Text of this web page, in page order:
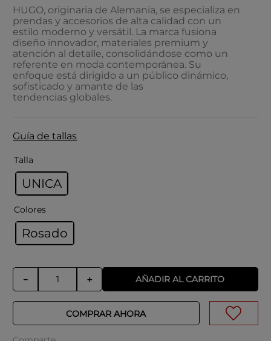
HUGO, originaria de Alemania, se especializa en
prendas y accesorios de alta calidad con un
estilo moderno y versátil. La marca fusiona
diseño innovador, materiales premium y
atención al detalle, consolidándose como un
referente en moda contemporánea. Su
enfoque está dirigido a un público dinámico,
sofisticado y amante de las
tendencias globales.
Guía de tallas
Talla
UNICA
Colores
Rosado
＋
－ AÑADIR AL CARRITO
COMPRAR AHORA